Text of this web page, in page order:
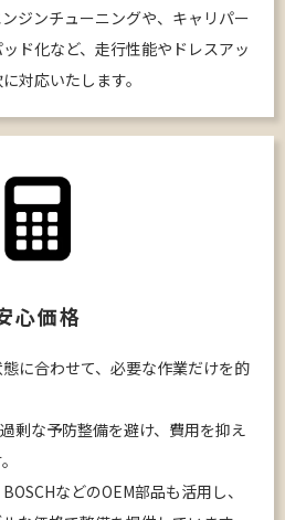
ジンチューニングや、キャリパー
ド化など、走行性能やドレスアッ
対応いたします。
心価格
に合わせて、必要な作業だけを的
剰な予防整備を避け、費用を抑え
などのOEM部品も活用し、